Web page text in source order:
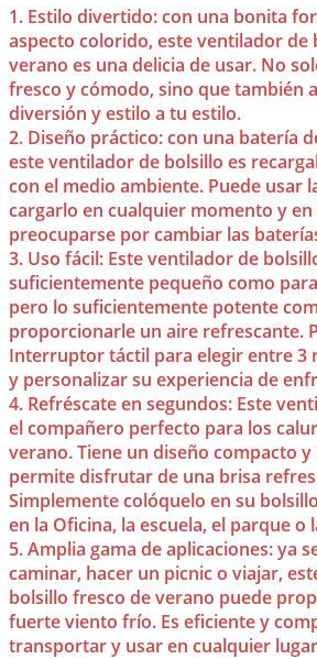
1. Estilo divertido: con una bonita
aspecto colorido, este ventilador de
verano es una delicia de usar. No
fresco y cómodo, sino que también
diversión y estilo a tu estilo.
2. Diseño práctico: con una batería
este ventilador de bolsillo es
con el medio ambiente. Puede usar
cargarlo en cualquier momento y
preocuparse por cambiar las
3. Uso fácil: Este ventilador de
suficientemente pequeño como
pero lo suficientemente potente
proporcionarle un aire refrescante.
Interruptor táctil para elegir entre 3
y personalizar su experiencia de
4. Refréscate en segundos: Este
el compañero perfecto para los
verano. Tiene un diseño compacto
permite disfrutar de una brisa
Simplemente colóquelo en su
en la Oficina, la escuela, el parque o
5. Amplia gama de aplicaciones: ya
caminar, hacer un picnic o viajar,
bolsillo fresco de verano puede
fuerte viento frío. Es eficiente y
transportar y usar en cualquier